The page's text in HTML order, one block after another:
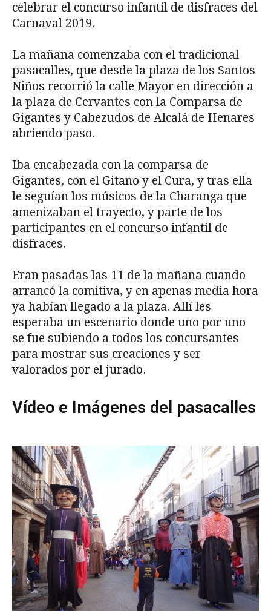
celebrar el concurso infantil de disfraces del
Carnaval 2019.
La mañana comenzaba con el tradicional
pasacalles, que desde la plaza de los Santos
Niños recorrió la calle Mayor en dirección a
la plaza de Cervantes con la Comparsa de
Gigantes y Cabezudos de Alcalá de Henares
abriendo paso.
Iba encabezada con la comparsa de
Gigantes, con el Gitano y el Cura, y tras ella
le seguían los músicos de la Charanga que
amenizaban el trayecto, y parte de los
participantes en el concurso infantil de
disfraces.
Eran pasadas las 11 de la mañana cuando
arrancó la comitiva, y en apenas media hora
ya habían llegado a la plaza. Allí les
esperaba un escenario donde uno por uno
se fue subiendo a todos los concursantes
para mostrar sus creaciones y ser
valorados por el jurado.
Vídeo e Imágenes del pasacalles